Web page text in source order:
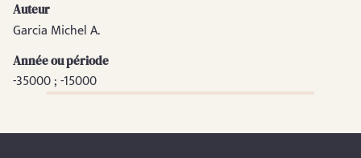
Auteur
Garcia Michel A.
Année ou période
-35000 ; -15000